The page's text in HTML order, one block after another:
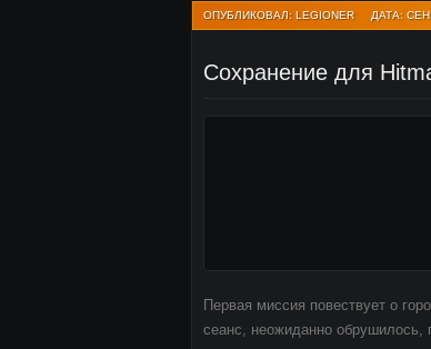
ОПУБЛИКОВАЛ: LEGIONER ДАТА: СЕН
Сохранение для
Первая миссия повествует о
сеанс, неожиданно обрушилось,